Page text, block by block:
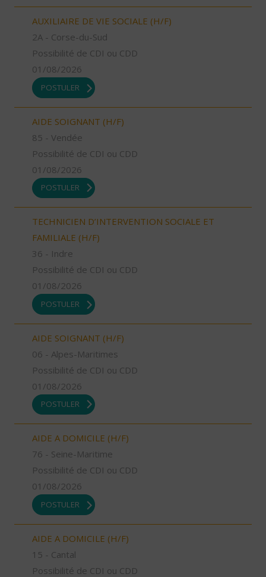
AUXILIAIRE DE VIE SOCIALE (H/F)
2A - Corse-du-Sud
Possibilité de CDI ou CDD
01/08/2026
POSTULER
AIDE SOIGNANT (H/F)
85 - Vendée
Possibilité de CDI ou CDD
01/08/2026
POSTULER
TECHNICIEN D’INTERVENTION SOCIALE ET
FAMILIALE (H/F)
36 - Indre
Possibilité de CDI ou CDD
01/08/2026
POSTULER
AIDE SOIGNANT (H/F)
06 - Alpes-Maritimes
Possibilité de CDI ou CDD
01/08/2026
POSTULER
AIDE A DOMICILE (H/F)
76 - Seine-Maritime
Possibilité de CDI ou CDD
01/08/2026
POSTULER
AIDE A DOMICILE (H/F)
15 - Cantal
Possibilité de CDI ou CDD